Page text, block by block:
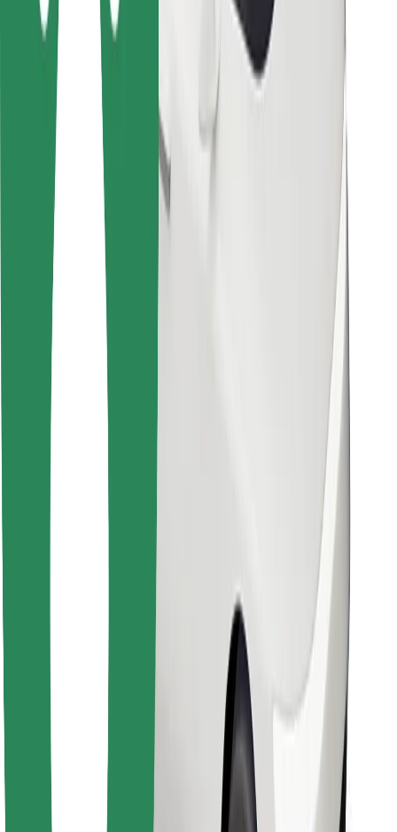
Για μεταφορείς
Bolt Food
Για ιδιοκτήτες στόλου οχημάτων
Bolt for Business
Άλλο
Προμηθευτές
Όροι & Προϋποθέσεις
Ασφάλεια
Πάρε ταξί μέσα σε λίγα λεπτά!
Βρείτε το αγαπημένο σας φαγητό!